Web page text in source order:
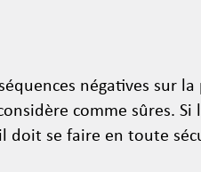
négatives sur
comme sûres. Si
doit se faire en toute